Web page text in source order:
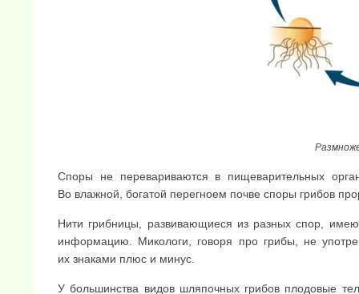
Споры не перевариваются в пищеварительных
Во влажной, богатой перегноем почве споры грибов
Нити грибницы, развивающиеся из разных спор,
информацию. Микологи, говоря про грибы, не
их знаками плюс и минус.
У большинства видов шляпочных грибов плодовые